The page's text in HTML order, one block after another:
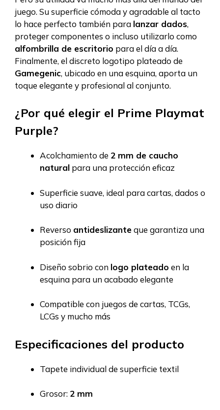
juego. Su superficie cómoda y agradable al tacto
lo hace perfecto también para lanzar dados,
proteger componentes o incluso utilizarlo como
alfombrilla de escritorio para el día a día.
Finalmente, el discreto logotipo plateado de
Gamegenic, ubicado en una esquina, aporta un
toque elegante y profesional al conjunto.
¿Por qué elegir el Prime Playmat
Purple?
Acolchamiento de 2 mm de caucho
natural para una protección eficaz
Superficie suave, ideal para cartas, dados o
uso diario
Reverso antideslizanteque garantiza una
posición fija
Diseño sobrio con logo plateado en la
esquina para un acabado elegante
Compatible con juegos de cartas, TCGs,
LCGs y mucho más
Especificaciones del producto
Tapete individual de superficie textil
Grosor: 2 mm